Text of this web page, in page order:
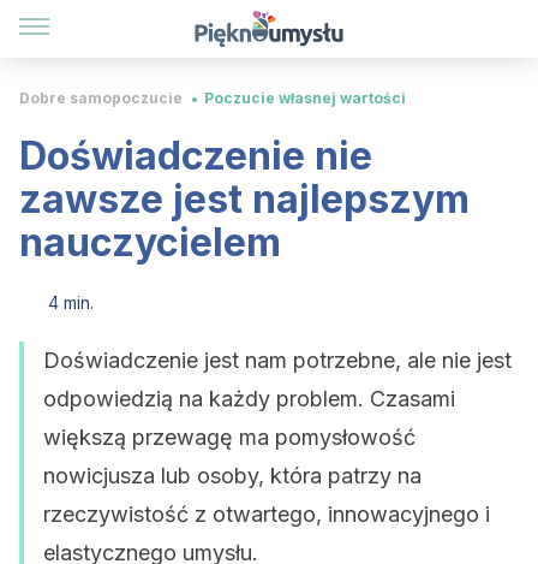
Dobre samopoczucie Poczucie własnej wartości
Doświadczenie nie
zawsze jest najlepszym
nauczycielem
4 min.
Doświadczenie jest nam potrzebne, ale nie jest
odpowiedzią na każdy problem. Czasami
większą przewagę ma pomysłowość
nowicjusza lub osoby, która patrzy na
rzeczywistość z otwartego, innowacyjnego i
elastycznego umysłu.